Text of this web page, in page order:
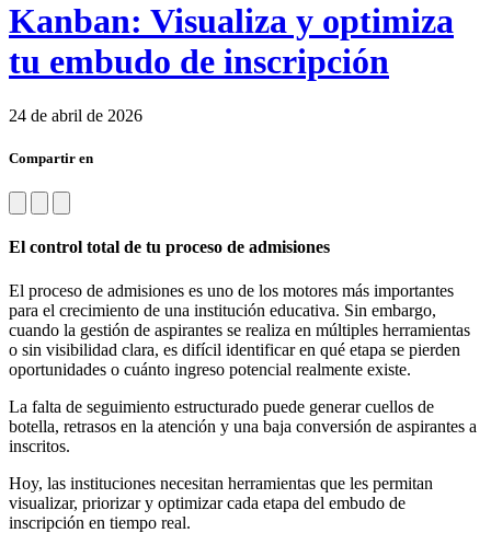
Kanban: Visualiza y optimiza
tu embudo de inscripción
24 de abril de 2026
Compartir en
El control total de tu proceso de admisiones
El proceso de admisiones es uno de los motores más importantes
para el crecimiento de una institución educativa. Sin embargo,
cuando la gestión de aspirantes se realiza en múltiples herramientas
o sin visibilidad clara, es difícil identificar en qué etapa se pierden
oportunidades o cuánto ingreso potencial realmente existe.
La falta de seguimiento estructurado puede generar cuellos de
botella, retrasos en la atención y una baja conversión de aspirantes a
inscritos.
Hoy, las instituciones necesitan herramientas que les permitan
visualizar, priorizar y optimizar cada etapa del embudo de
inscripción en tiempo real.